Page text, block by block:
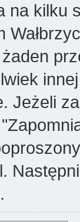
na kilku
Jeżeli